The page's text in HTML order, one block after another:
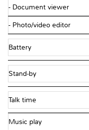
- Document viewer
- Photo/video editor
Battery
Stand-by
Talk time
Music play